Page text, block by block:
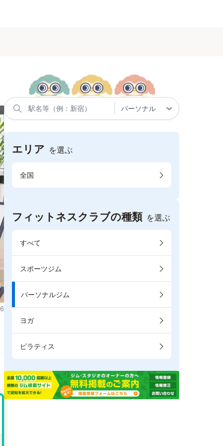
エリア を選ぶ
全国
フィットネスクラブの種類 を選ぶ
すべて
スポーツジム
パーソナルジム
ヨガ
ピラティス